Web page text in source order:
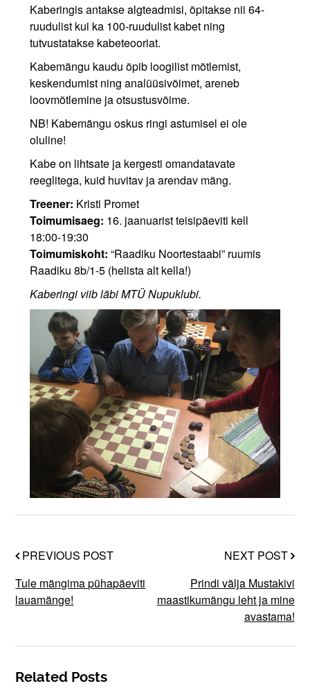
Kaberingis antakse algteadmisi, õpitakse nii 64-
ruudulist kui ka 100-ruudulist kabet ning
tutvustatakse kabeteooriat.
Kabemängu kaudu õpib loogilist mõtlemist,
keskendumist ning analüüsivõimet, areneb
loovmõtlemine ja otsustusvõime.
NB! Kabemängu oskus ringi astumisel ei ole
oluline!
Kabe on lihtsate ja kergesti omandatavate
reeglitega, kuid huvitav ja arendav mäng.
Treener: Kristi Promet
Toimumisaeg: 16. jaanuarist teisipäeviti kell
18:00-19:30
Toimumiskoht: “Raadiku Noortestaabi” ruumis
Raadiku 8b/1-5 (helista alt kella!)
Kaberingi viib läbi MTÜ Nupuklubi.
PREVIOUS POST
Tule mängima pühapäeviti
lauamänge!
NEXT POST
Prindi välja Mustakivi
maastikumängu leht ja mine
avastama!
Related Posts